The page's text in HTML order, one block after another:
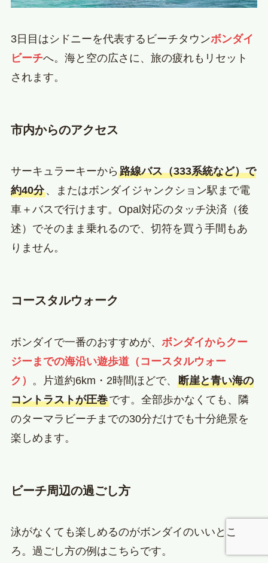
3日目はシドニーを代表するビーチタウンボンダイ
ビーチへ。海と空の広さに、旅の疲れもリセット
されます。
市内からのアクセス
サーキュラーキーから 路線バス（333系統など）で
約40分、またはボンダイジャンクション駅まで電
車＋バスで行けます。Opal対応のタッチ決済（後
述）でそのまま乗れるので、切符を買う手間もあ
りません。
コースタルウォーク
ボンダイで一番のおすすめが、 ボンダイからクー
ジーまでの海沿い遊歩道（コースタルウォー
ク）
。片道約6km・2時間ほどで、 断崖と青い海の
コントラストが圧巻です。全部歩かなくても、隣
のターマラビーチまでの30分だけでも十分絶景を
楽しめます。
ビーチ周辺の過ごし方
泳がなくても楽しめるのがボンダイのいいとこ
ろ。過ごし方の例はこちらです。